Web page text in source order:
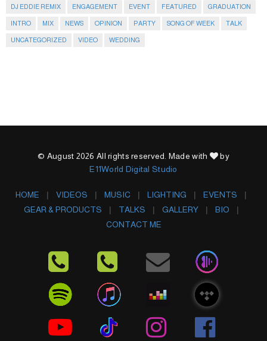
DJ EDDIE REMIX ENGAGEMENT EVENT FEATURED GRADUATION
INTRO MIX NEWS OPINION PARTY SONG OF WEEK TALK
UNCATEGORIZED VIDEO WEDDING
© August 2026 All rights reserved. Made with
by
E11World Digital Studio
HOME VIDEOS MUSIC LIGHTING
EVENTS
GEAR & PRODUCTS
TALKS GALLERY
BIO
CONTACT ME